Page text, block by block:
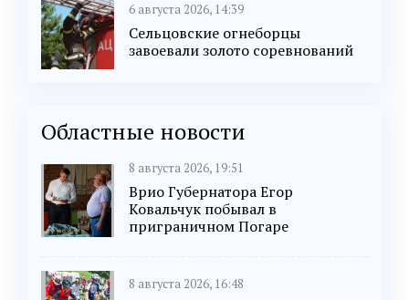
6 августа 2026, 14:39
Сельцовские огнеборцы
завоевали золото соревнований
Областные новости
8 августа 2026, 19:51
Врио Губернатора Егор
Ковальчук побывал в
приграничном Погаре
8 августа 2026, 16:48